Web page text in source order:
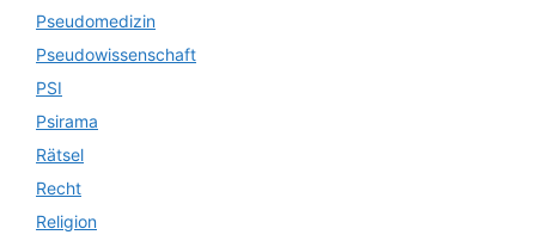
Pseudomedizin
Pseudowissenschaft
PSI
Psirama
Rätsel
Recht
Religion